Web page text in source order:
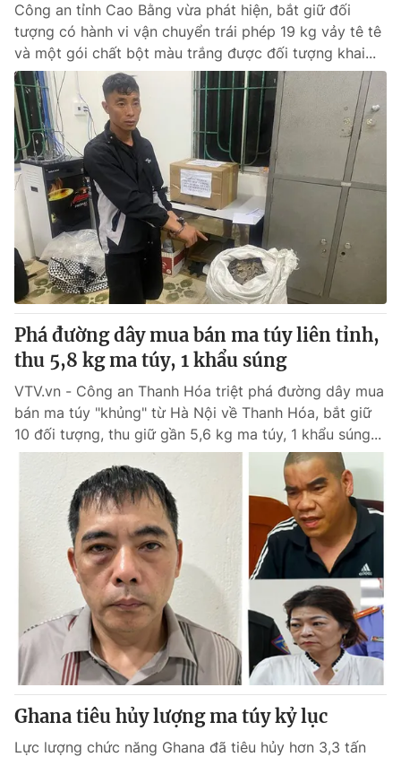
Công an tỉnh Cao Bằng vừa phát hiện, bắt giữ đối
tượng có hành vi vận chuyển trái phép 19 kg vảy tê tê
và một gói chất bột màu trắng được đối tượng khai...
Phá đường dây mua bán ma túy liên tỉnh,
thu 5,8 kg ma túy, 1 khẩu súng
VTV.vn - Công an Thanh Hóa triệt phá đường dây mua
bán ma túy "khủng" từ Hà Nội về Thanh Hóa, bắt giữ
10 đối tượng, thu giữ gần 5,6 kg ma túy, 1 khẩu súng...
Ghana tiêu hủy lượng ma túy kỷ lục
Lực lượng chức năng Ghana đã tiêu hủy hơn 3,3 tấn